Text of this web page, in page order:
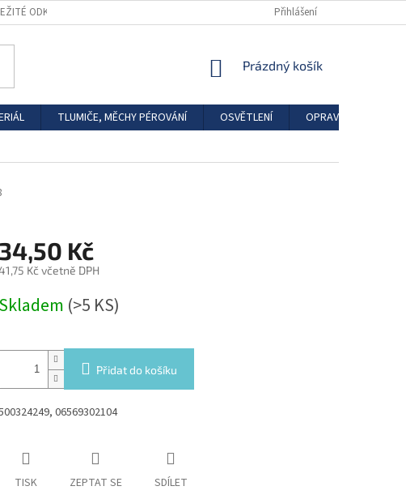
ODKAZY Přihlášení
NÁKUPNÍ
Prázdný košík
TLUMIČE, MĚCHY PÉROVÁNÍ OSVĚTLENÍ
OPRAVÁRENSKÉ
34,50 Kč
Kč včetně DPH
cena:
Skladem (>5 KS)
Přidat do košíku
06569302104
TISK ZEPTAT SE SDÍLET